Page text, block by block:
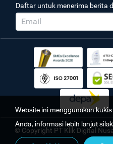
Daftar untuk menerima berita
© Copyright PT Klik Digital
Website ini menggunakan
Anda, informasi lebih lanjut